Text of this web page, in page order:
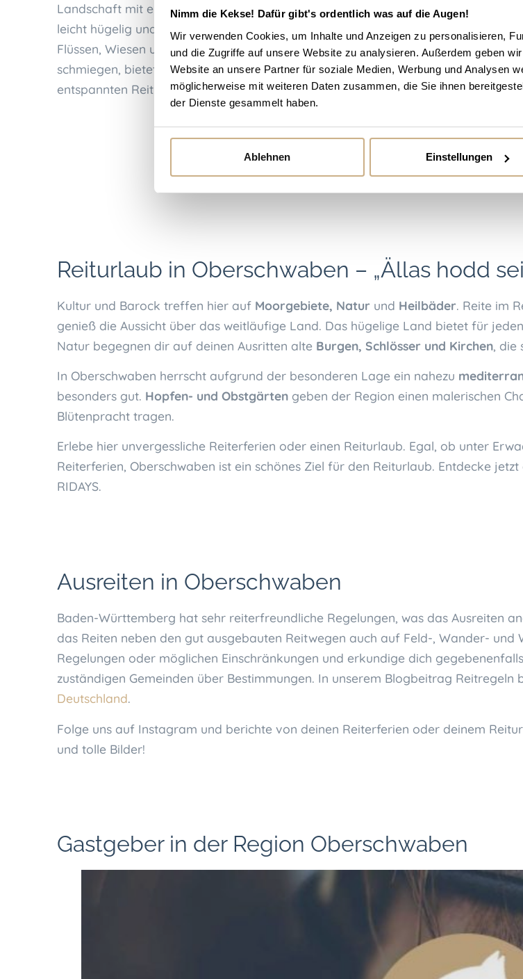
Nimm die Kekse! Dafür gibt's ordentlich was auf die Augen!
Wir verwenden Cookies, um Inhalte und Anzeigen zu personalisieren,
und die Zugriffe auf unsere Website zu analysieren. Außerdem geben
Website an unsere Partner für soziale Medien, Werbung und Analysen
möglicherweise mit weiteren Daten zusammen, die Sie ihnen
der Dienste gesammelt haben.
Ablehnen Einstellungen
Landschaft mit eigenem Charakter zu erleben. Die Landschaft ist
leicht hügelig und ideal für Ausritte in der Natur. Geprägt von Seen,
Flüssen, Wiesen und kleinen Wäldern, die sich um die Hügel
schmiegen, bietet die Region die perfekten Bedingungen für einen
entspannten Reiturlaub in Oberschwaben.
Reiturlaub in Oberschwaben – „Ällas hodd sei
Kultur und Barock treffen hier auf Moorgebiete, Natur und Heilbäder. Reite im
genieß die Aussicht über das weitläufige Land. Das hügelige Land bietet für
Natur begegnen dir auf deinen Ausritten alte Burgen, Schlösser und Kirchen, die
In Oberschwaben herrscht aufgrund der besonderen Lage ein nahezu
besonders gut. Hopfen- und Obstgärten geben der Region einen malerischen
Blütenpracht tragen.
Erlebe hier unvergessliche Reiterferien oder einen Reiturlaub. Egal, ob unter
Reiterferien, Oberschwaben ist ein schönes Ziel für den Reiturlaub. Entdecke
RIDAYS.
Ausreiten in Oberschwaben
Baden-Württemberg hat sehr reiterfreundliche Regelungen, was das Ausreiten
das Reiten neben den gut ausgebauten Reitwegen auch auf Feld-, Wander-
Regelungen oder möglichen Einschränkungen und erkundige dich
zuständigen Gemeinden über Bestimmungen. In unserem Blogbeitrag
Deutschland.
Folge uns auf Instagram und berichte von deinen Reiterferien oder deinem
und tolle Bilder!
Gastgeber in der Region Oberschwaben